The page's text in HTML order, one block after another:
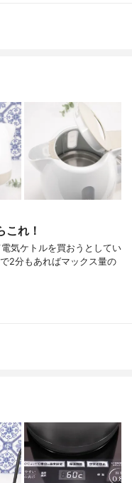
れ！
気ケトルを買おうとしてい
2分もあればマックス量の